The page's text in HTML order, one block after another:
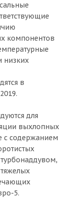
компонентов
низких
в
для
выхлопных
с содержанием
5.